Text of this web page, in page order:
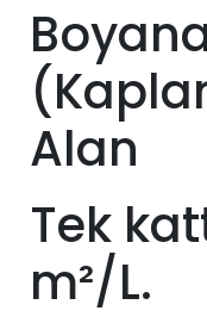
Alan
Tek
m²/L.